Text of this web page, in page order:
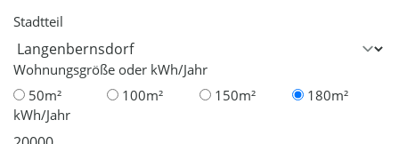
Stadtteil
Wohnungsgröße oder kWh/Jahr
50m²
100m² 150m²
180m²
kWh/Jahr